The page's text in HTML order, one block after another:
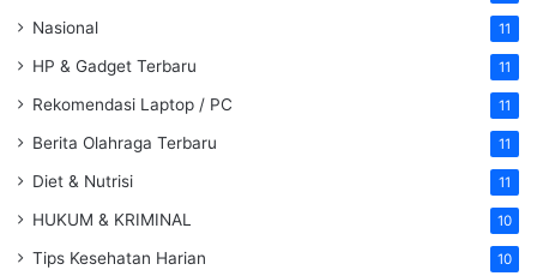
Nasional 11
HP & Gadget Terbaru 11
Rekomendasi Laptop / PC 11
Berita Olahraga Terbaru 11
Diet & Nutrisi 11
HUKUM & KRIMINAL 10
Tips Kesehatan Harian 10